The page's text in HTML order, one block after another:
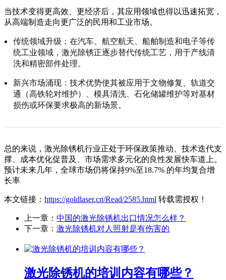
当技术变得更高效、更经济后，其应用领域也得以迅速拓宽，
从高端制造走向更广泛的民用和工业市场。
传统领域升级：在汽车、航空航天、船舶制造和电子等传
统工业领域，激光除锈正逐步替代传统工艺，用于产线清
洗和精密部件处理。
新兴市场涌现：技术优势使其被应用于文物修复、轨道交
通（高铁轮对维护）、模具清洗、石化储罐维护等对基材
损伤或环保要求极高的新场景。
总的来说，激光除锈机行业正处于环保政策推动、技术迭代支
撑、成本优化促普及、市场需求多元化的良性发展快车道上。
预计未来几年，全球市场仍将保持9%至18.7% 的年均复合增
长率
本文链接： https://goldlaser.cn/Read/2585.html 转载需授权！
上一章： 中国的激光除锈机出口情况怎么样？
下一章： 激光除锈机对人照射是有伤害的
激光除锈机的培训内容有哪些？